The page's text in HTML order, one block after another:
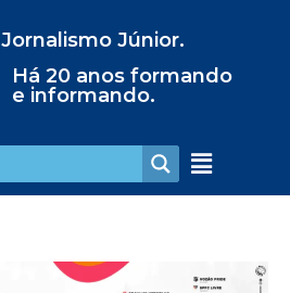
Jornalismo Júnior.
Há 20 anos formando
e informando.